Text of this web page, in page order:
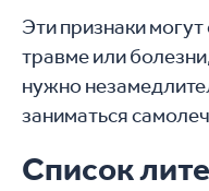
Эти признаки
травме или
нужно
заниматься
Список